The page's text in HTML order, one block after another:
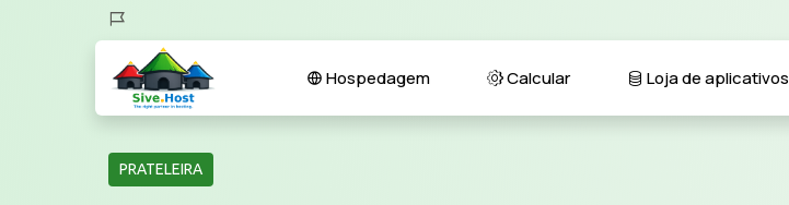
Hospedagem Calcular Loja de aplicativos
PRATELEIRA